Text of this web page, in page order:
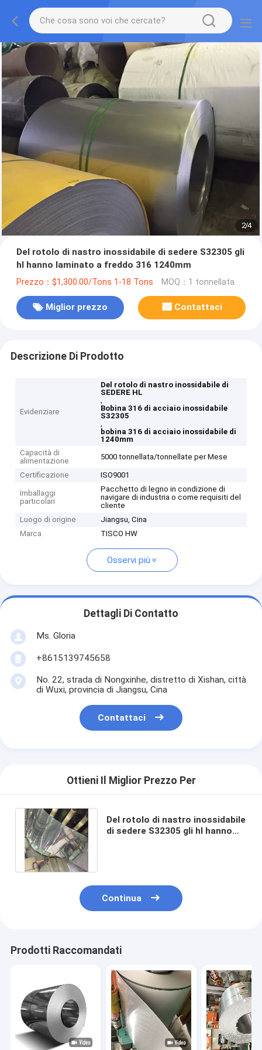
2/4
Del rotolo di nastro inossidabile di sedere S32305 gli
hl hanno laminato a freddo 316 1240mm
Prezzo：$1,300.00/Tons 1-18 Tons MOQ：1 tonnellata
Miglior prezzo Contattaci
Descrizione Di Prodotto
Evidenziare
Del rotolo di nastro inossidabile di
SEDERE HL
,
Bobina 316 di acciaio inossidabile
S32305
,
bobina 316 di acciaio inossidabile di
1240mm
Capacità di
alimentazione
5000 tonnellata/tonnellate per Mese
Certificazione ISO9001
Imballaggi
particolari
Pacchetto di legno in condizione di
navigare di industria o come requisiti del
cliente
Luogo di origine
Jiangsu, Cina
Marca
TISCO HW
Osservi più
Dettagli Di Contatto
Ms. Gloria
+8615139745658
No. 22, strada di Nongxinhe, distretto di Xishan, città
di Wuxi, provincia di Jiangsu, Cina
Contattaci
Ottieni Il Miglior Prezzo Per
Del rotolo di nastro inossidabile
di sedere S32305 gli hl hanno
Continua
Prodotti Raccomandati